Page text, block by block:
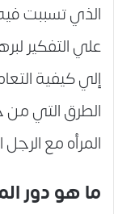
الذي تسببت
علي التفكير
إلي كيفية
الطرق التي من
المرأه مع الرجل
ما هو دور